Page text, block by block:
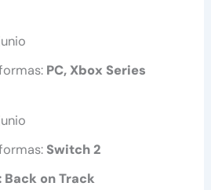
PC, Xbox Series
Switch 2
Back on Track